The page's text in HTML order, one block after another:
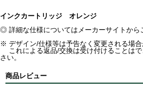
インクカートリッジ オレンジ
◎ 詳細な仕様についてはメーカーサイトから
※ デザイン/仕様等は予告なく変更される場合
これによる返品/交換は受け付けることは
さい。
商品レビュー